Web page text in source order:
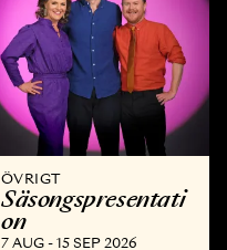
ÖVRIGT
Säsongspresentati
on
7 AUG - 15 SEP 2026